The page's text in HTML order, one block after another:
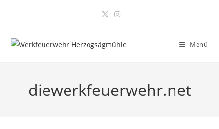
Menü
diewerkfeuerwehr.net